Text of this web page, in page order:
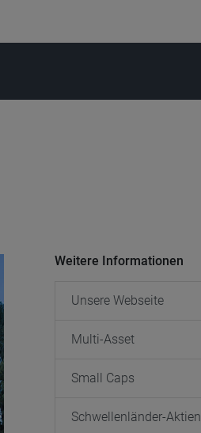
Weitere Informationen
Unsere Webseite
Multi-Asset
Small Caps
Schwellenländer-Aktien